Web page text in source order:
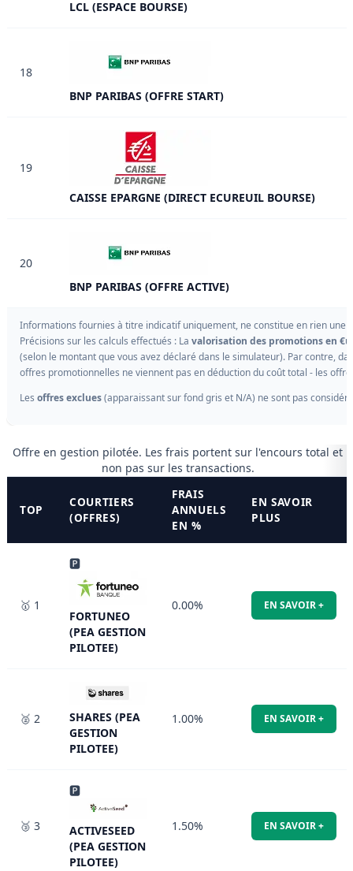
LCL (ESPACE BOURSE)
18
BNP PARIBAS (OFFRE START)
19
CAISSE EPARGNE (DIRECT ECUREUIL BOURSE)
20
BNP PARIBAS (OFFRE ACTIVE)
Informations fournies à titre indicatif uniquement, ne constitue en rien une
Précisions sur les calculs effectués : La valorisation des promotions en
(selon le montant que vous avez déclaré dans le simulateur). Par contre,
offres promotionnelles ne viennent pas en déduction du coût total - les
Les offres exclues(apparaissant sur fond gris et N/A) ne sont pas
Offre en gestion pilotée. Les frais portent sur l'encours total et
non pas sur les transactions.
TOP
COURTIERS
(OFFRES)
FRAIS
ANNUELS
EN %
EN SAVOIR
PLUS
🥇 1
🅿
FORTUNEO
(PEA GESTION
PILOTEE)
0.00% EN SAVOIR +
🥈 2
SHARES (PEA
GESTION
PILOTEE)
1.00% EN SAVOIR +
🥉 3
🅿
ACTIVESEED
(PEA GESTION
PILOTEE)
1.50% EN SAVOIR +